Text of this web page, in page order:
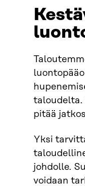
taloudelta.
pitää
Yksi
johdolle.
voidaan